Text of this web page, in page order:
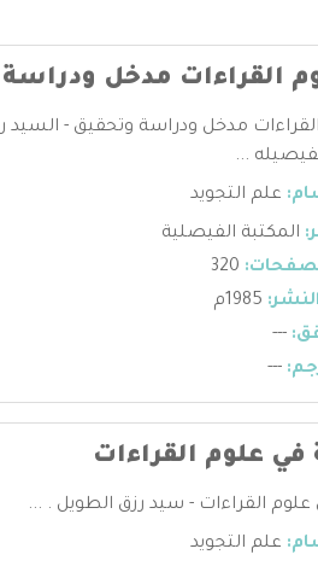
القراءات مدخل
مدخل ودراسة وتحقيق - السيد
...
علم التجويد
المكتبة الفيصلية
---
---
علوم القراءات
القراءات - سيد رزق الطويل . ...
علم التجويد